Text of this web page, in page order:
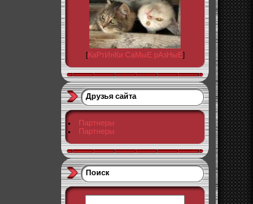
[КаРтИнКи СаМыЕ рАзНыЕ]
Друзья сайта
Партнеры
Партнеры
Поиск